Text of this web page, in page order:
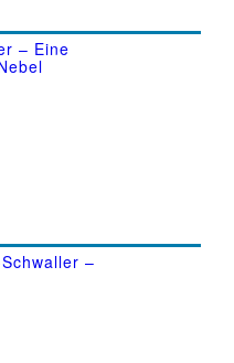
– Eine
–